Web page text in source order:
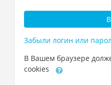
Забыли логин или
В Вашем браузере
cookies